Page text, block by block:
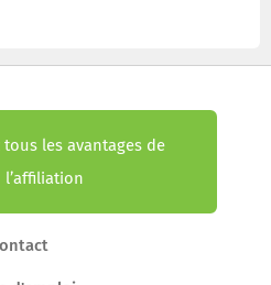
tous les avantages de
l’affiliation